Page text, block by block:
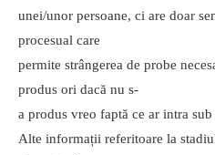
unei/unor persoane, ci are doar
procesual care
permite strângerea de probe
produs ori dacă nu s-
a produs vreo faptă ce ar intra
Alte informații referitoare la